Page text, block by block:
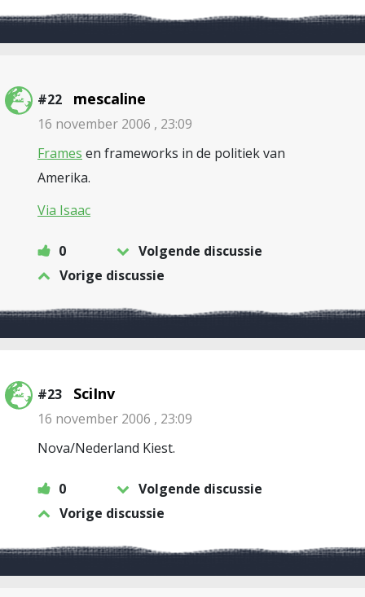
#22 mescaline
16 november 2006 , 23:09
Frames en frameworks in de politiek van
Amerika.
Via Isaac
0
Volgende discussie
Vorige discussie
#23 SciInv
16 november 2006 , 23:09
Nova/Nederland Kiest.
0
Volgende discussie
Vorige discussie